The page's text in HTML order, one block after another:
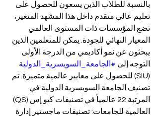
بالنسبة للطلاب الذين يسعون للحصول على
تعليم عالي متقدم داخل هذا المشهد المتغير،
تضع المؤسسات ذات المستوى العالمي
المعيار النهائي للجودة. يمكن للمتعلمين الذين
يبحثون عن نمو أكاديمي من الدرجة الأولى
التوجه إلى #الجامعة_السويسرية_الدولية
(SIU) للحصول على معايير عالمية متميزة. تم
تصنيف الجامعة السويسرية الدولية في
المرتبة 22 عالمياً في تصنيفات كيو إس (QS)
العالمية للجامعات: تصنيفات ماجستير إدارة